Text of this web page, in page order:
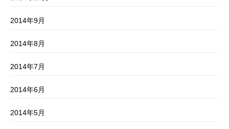
2014年9月
2014年8月
2014年7月
2014年6月
2014年5月